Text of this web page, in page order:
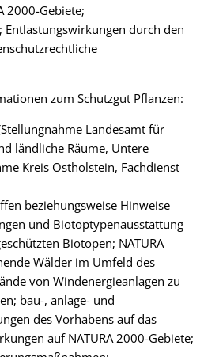
2000-Gebiete;
durch den
zum Schutzgut Pflanzen:
Landesamt für
ländliche Räume, Untere
Kreis Ostholstein, Fachdienst
beziehungsweise Hinweise
und Biotoptypenausstattung
Biotopen; NATURA
Wälder im Umfeld des
von Windenergieanlagen zu
bau-, anlage- und
des Vorhabens auf das
auf NATURA 2000-Gebiete;